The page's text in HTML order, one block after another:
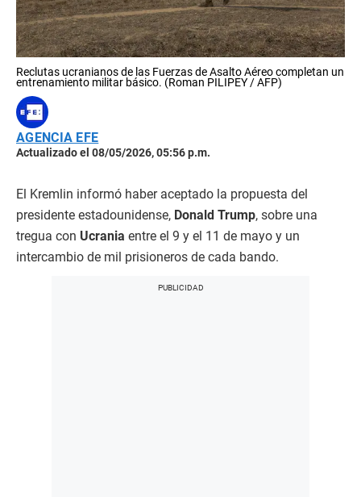
Reclutas ucranianos de las Fuerzas de Asalto Aéreo completan un
entrenamiento militar básico. (Roman PILIPEY / AFP)
AGENCIA EFE
Actualizado el 08/05/2026, 05:56 p.m.
El Kremlin informó haber aceptado la propuesta del
presidente estadounidense, Donald Trump, sobre una
tregua con Ucrania entre el 9 y el 11 de mayo y un
intercambio de mil prisioneros de cada bando.